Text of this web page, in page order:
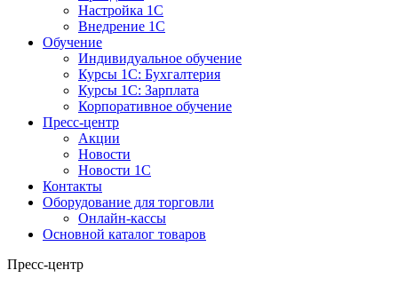
Настройка 1С
Внедрение 1С
Обучение
Индивидуальное обучение
Курсы 1С: Бухгалтерия
Курсы 1С: Зарплата
Корпоративное обучение
Пресс-центр
Акции
Новости
Новости 1С
Контакты
Оборудование для торговли
Онлайн-кассы
Основной каталог товаров
Пресс-центр